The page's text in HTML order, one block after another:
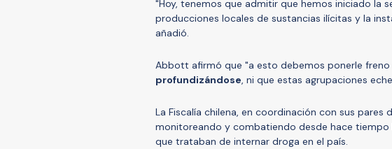
"Hoy, tenemos que admitir que hemos iniciado la
producciones locales de sustancias ilícitas y la
añadió.
Abbott afirmó que "a esto debemos ponerle freno
profundizándose, ni que estas agrupaciones
La Fiscalía chilena, en coordinación con sus pares
monitoreando y combatiendo desde hace
que trataban de internar droga en el país.